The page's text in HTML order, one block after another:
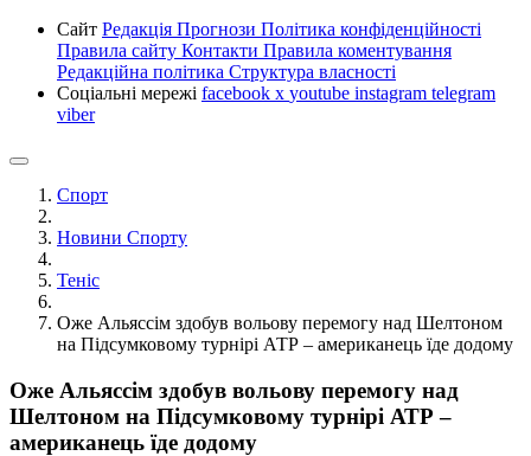
Сайт Редакція Прогнози Політика конфіденційності
Правила сайту Контакти Правила коментування
Редакційна політика Структура власності
Соціальні мережі facebook x youtube instagram telegram
viber
Спорт
Новини Спорту
Теніс
Оже Альяссім здобув вольову перемогу над Шелтоном
на Підсумковому турнірі АТР – американець їде додому
Оже Альяссім здобув вольову перемогу над
Шелтоном на Підсумковому турнірі АТР –
американець їде додому